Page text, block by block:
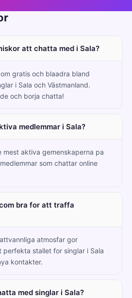
att chatta med i Sala?
gratis och blaadra bland
i Sala och Västmanland.
och borja chatta!
medlemmar i Sala?
mest aktiva gemenskaperna pa
som chattar online
bra for att traffa
atmosfar gor
stallet for singlar i Sala
kontakter.
med singlar i Sala?